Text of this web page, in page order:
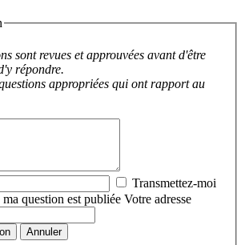
sont revues et approuvées avant d'être
répondre.
appropriées qui ont rapport au
Transmettez-moi
question est publiée Votre adresse
Annuler